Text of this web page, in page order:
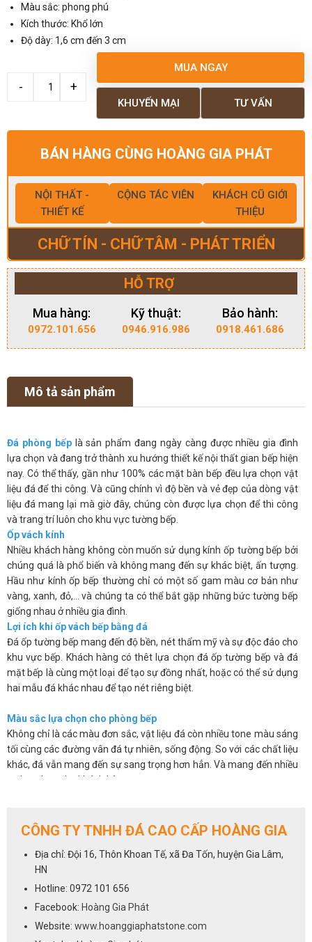
Màu sắc: phong phú
Kích thước: Khổ lớn
Độ dày: 1,6 cm đến 3 cm
MUA NGAY
TƯ VẤN
KHUYẾN MẠI
BÁN HÀNG CÙNG HOÀNG GIA PHÁT
NỘI THẤT -
THIẾT KẾ
CỘNG TÁC VIÊN
KHÁCH CŨ GIỚI
THIỆU
CHỮ TÍN - CHỮ TÂM - PHÁT TRIỂN
HỖ TRỢ
Mua hàng:
0972.101.656
Kỹ thuật:
0946.916.986
Bảo hành:
0918.461.686
Mô tả sản phẩm
Đá phòng bếplà sản phẩm đang ngày càng được nhiều gia đình
lựa chọn và đang trở thành xu hướng thiết kế nội thất gian bếp hiện
nay. Có thể thấy, gần như 100% các mặt bàn bếp đều lựa chọn vật
liệu đá để thi công. Và cũng chính vì độ bền và vẻ đẹp của dòng vật
liệu đá mang lại mà giờ đây, chúng còn được lựa chọn để thi công
và trang trí luôn cho khu vực tường bếp.
Ốp vách kính
Nhiều khách hàng không còn muốn sử dụng kính ốp tường bếp bởi
chúng quá là phổ biến và không mang đến sự khác biệt, ấn tượng.
Hầu như kính ốp bếp thường chỉ có một số gam màu cơ bản như
vàng, xanh, đỏ,… và chúng ta có thể bắt gặp những bức tường bếp
giống nhau ở nhiều gia đình.
Lợi ích khi ốp vách bếp bằng đá
Đá ốp tường bếp mang đến độ bền, nét thẩm mỹ và sự độc đáo cho
khu vực bếp. Khách hàng có thêt lựa chọn đá ốp tường bếp và đá
mặt bếp là cùng một loại để tạo sự đồng nhất, hoặc có thể sử dụng
hai mẫu đá khác nhau để tạo nét riêng biệt.
Màu sắc lựa chọn cho phòng bếp
Không chỉ là các màu đơn sắc, vật liệu đá còn nhiều tone màu sáng
tối cùng các đường vân đá tự nhiên, sống động. So với các chất liệu
khác, đá vẫn mang đến sự sang trọng hơn hẳn. Và mang đến nhiều
sự lựa chọn cho khách hàng.
giúp bạn sẽ dễ dàng vệ sinh và luôn mang lại sự sạch sẽ.
bếp. Chúng khắc phục được những hạn chế về mẫu mã, màu sắc lại
vừa mang đến vẻ sang trọng và độ bền cho sản phẩm.
Cách lựa chọn đá cho phòng bếp
tất cả các dòng đá sử dụng để ốp mặt bếp đều có thể dùng cho vị trí
CÔNG TY TNHH ĐÁ CAO CẤP HOÀNG GIA
Địa chỉ: Đội 16, Thôn Khoan Tế, xã Đa Tốn, huyện Gia Lâm,
HN
Hotline: 0972 101 656
Facebook: Hoàng Gia Phát
Website: www.hoanggiaphatstone.com